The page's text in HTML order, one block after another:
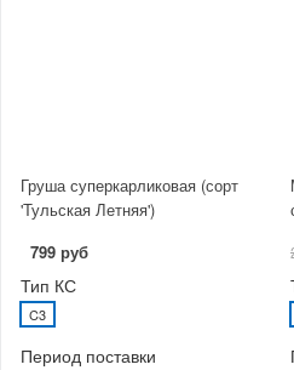
Груша суперкарликовая (сорт
'Тульская Летняя')
799 руб
Тип КС
C3
Период поставки